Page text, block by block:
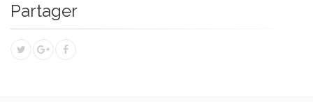
Partager